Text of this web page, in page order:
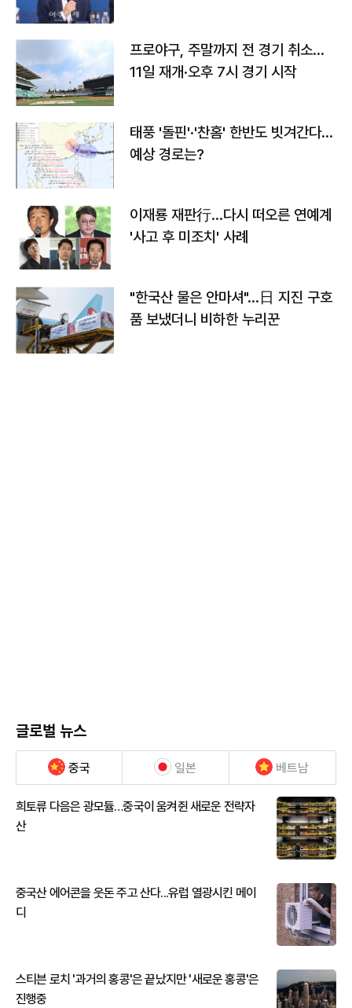
프로야구, 주말까지 전 경기 취소…
11일 재개·오후 7시 경기 시작
태풍 '돌핀'·'찬홈' 한반도 빗겨간다…
예상 경로는?
이재룡 재판行…다시 떠오른 연예계
'사고 후 미조치' 사례
"한국산 물은 안마셔"…日 지진 구호
품 보냈더니 비하한 누리꾼
글로벌 뉴스
중국 일본 베트남
희토류 다음은 광모듈…중국이 움켜쥔 새로운 전략자
산
중국산 에어콘을 웃돈 주고 산다...유럽 열광시킨 메이
디
스티븐 로치 '과거의 홍콩'은 끝났지만 '새로운 홍콩'은
진행중